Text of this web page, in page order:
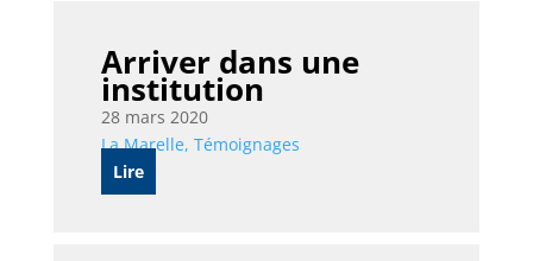
Arriver dans une
institution
28 mars 2020
La Marelle, Témoignages
Lire